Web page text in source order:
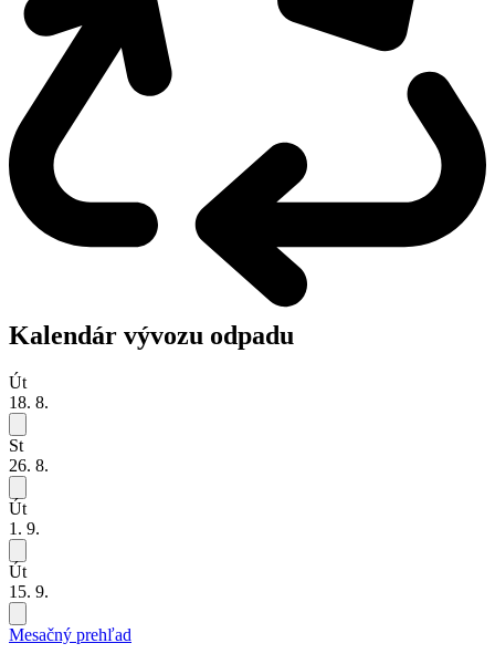
Kalendár vývozu odpadu
Út
18. 8.
St
26. 8.
Út
1. 9.
Út
15. 9.
Mesačný prehľad